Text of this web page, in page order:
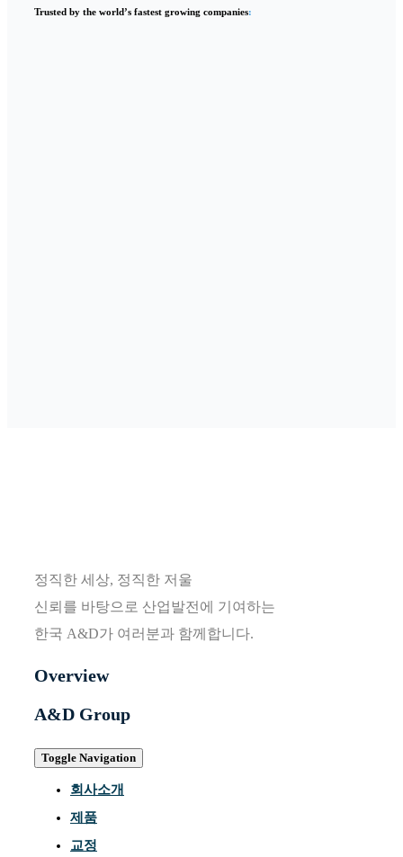
Trusted by the world’s fastest growing companies:
정직한 세상, 정직한 저울
신뢰를 바탕으로 산업발전에 기여하는
한국 A&D가 여러분과 함께합니다.
Overview
A&D Group
Toggle Navigation
회사소개
제품
교정